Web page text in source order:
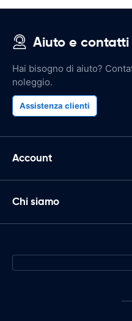
Aiuto e contatti
Hai bisogno di aiuto?
noleggio.
Assistenza clienti
Account
Chi siamo